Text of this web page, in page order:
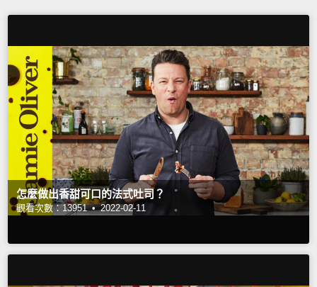
怎麼做出香甜可口的法式吐司？
觀看次數：13951 • 2022-02-11